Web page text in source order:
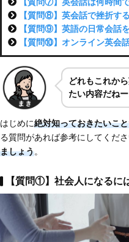
【質問⑧】英会話で挫折す
【質問⑨】英語の日常会話
【質問⑩】オンライン英会
どれもこれか
たい内容だねー
はじめに絶対知っておきたいこ
る質問があれば参考にしてくださ
ましょう。
【質問①】社会人になるに